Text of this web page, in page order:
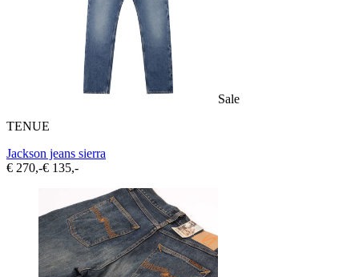
Sale
TENUE
Jackson jeans sierra
€ 270,-€ 135,-